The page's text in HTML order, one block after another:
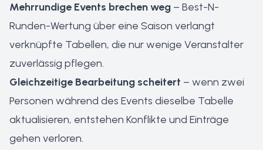
Mehrrundige Events brechen weg – Best-N-
Runden-Wertung über eine Saison verlangt
verknüpfte Tabellen, die nur wenige Veranstalter
zuverlässig pflegen.
Gleichzeitige Bearbeitung scheitert – wenn zwei
Personen während des Events dieselbe Tabelle
aktualisieren, entstehen Konflikte und Einträge
gehen verloren.